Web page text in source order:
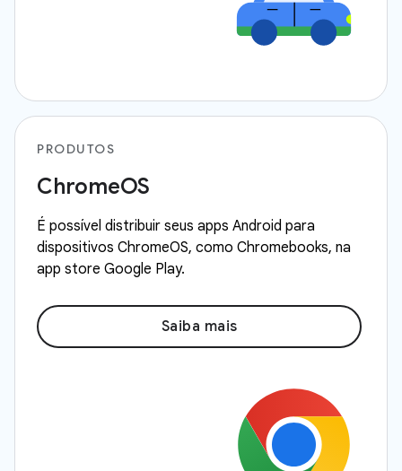
PRODUTOS
ChromeOS
É possível distribuir seus apps Android para
dispositivos ChromeOS, como Chromebooks, na
app store Google Play.
Saiba mais